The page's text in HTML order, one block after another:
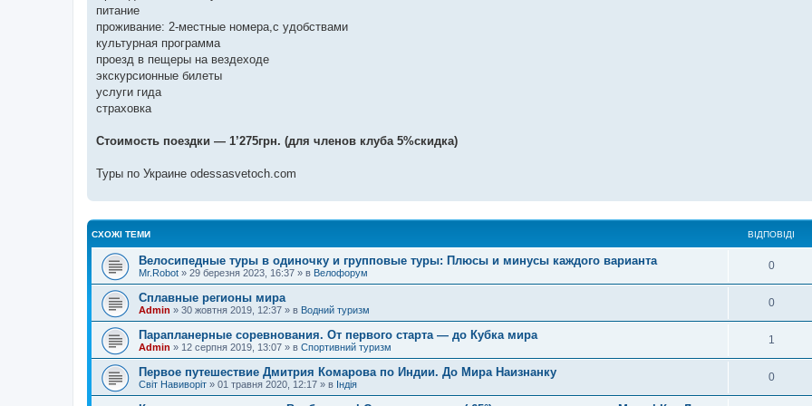
питание
проживание: 2-местные номера,с удобствами
культурная программа
проезд в пещеры на вездеходе
экскурсионные билеты
услуги гида
страховка
Стоимость поездки — 1’275грн. (для членов клуба 5%скидка)
Туры по Украине odessasvetoch.com
СХОЖІ ТЕМИ ВІДПОВІДІ
Велосипедные туры в одиночку и групповые туры: Плюсы и минусы каждого варианта
Mr.Robot » 29 березня 2023, 16:37 » в Велофорум
0
Сплавные регионы мира
Admin » 30 жовтня 2019, 12:37 » в Водний туризм
0
Парапланерные соревнования. От первого старта — до Кубка мира
Admin » 12 серпня 2019, 13:07 » в Спортивний туризм
1
Первое путешествие Дмитрия Комарова по Индии. До Мира Наизнанку
Світ Навиворіт » 01 травня 2020, 12:17 » в Індія
0